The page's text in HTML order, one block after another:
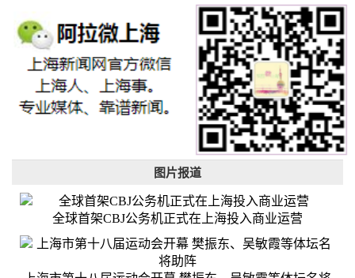
图片报道
全球首架CBJ公务机正式在上海投入商业运营